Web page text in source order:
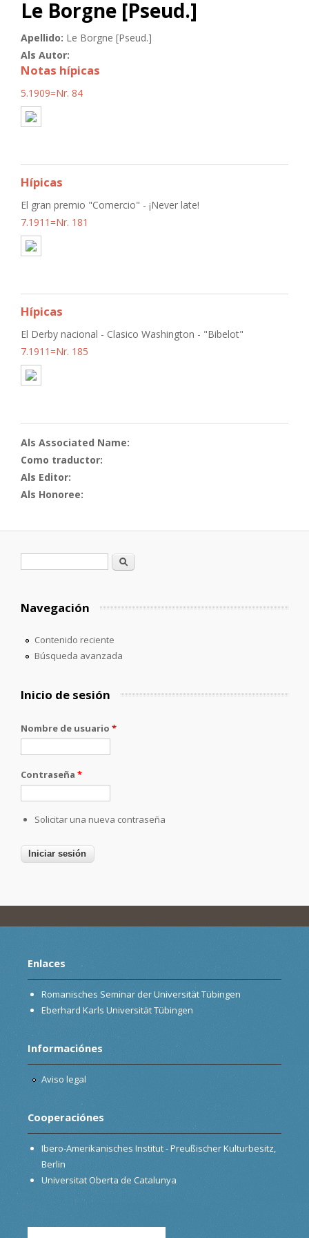
Le Borgne [Pseud.]
Apellido: Le Borgne [Pseud.]
Als Autor:
Notas hípicas
5.1909=Nr. 84
Hípicas
El gran premio "Comercio" - ¡Never late!
7.1911=Nr. 181
Hípicas
El Derby nacional - Clasico Washington - "Bibelot"
7.1911=Nr. 185
Als Associated Name:
Como traductor:
Als Editor:
Als Honoree:
Formulario de búsqueda
Buscar
Navegación
Contenido reciente
Búsqueda avanzada
Inicio de sesión
Nombre de usuario *
Contraseña *
Solicitar una nueva contraseña
Enlaces
Romanisches Seminar der Universität Tübingen
Eberhard Karls Universität Tübingen
Informaciónes
Aviso legal
Cooperaciónes
Ibero-Amerikanisches Institut - Preußischer Kulturbesitz,
Berlin
Universitat Oberta de Catalunya